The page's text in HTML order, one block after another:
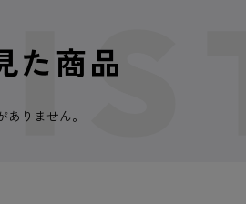
た商品
りません。